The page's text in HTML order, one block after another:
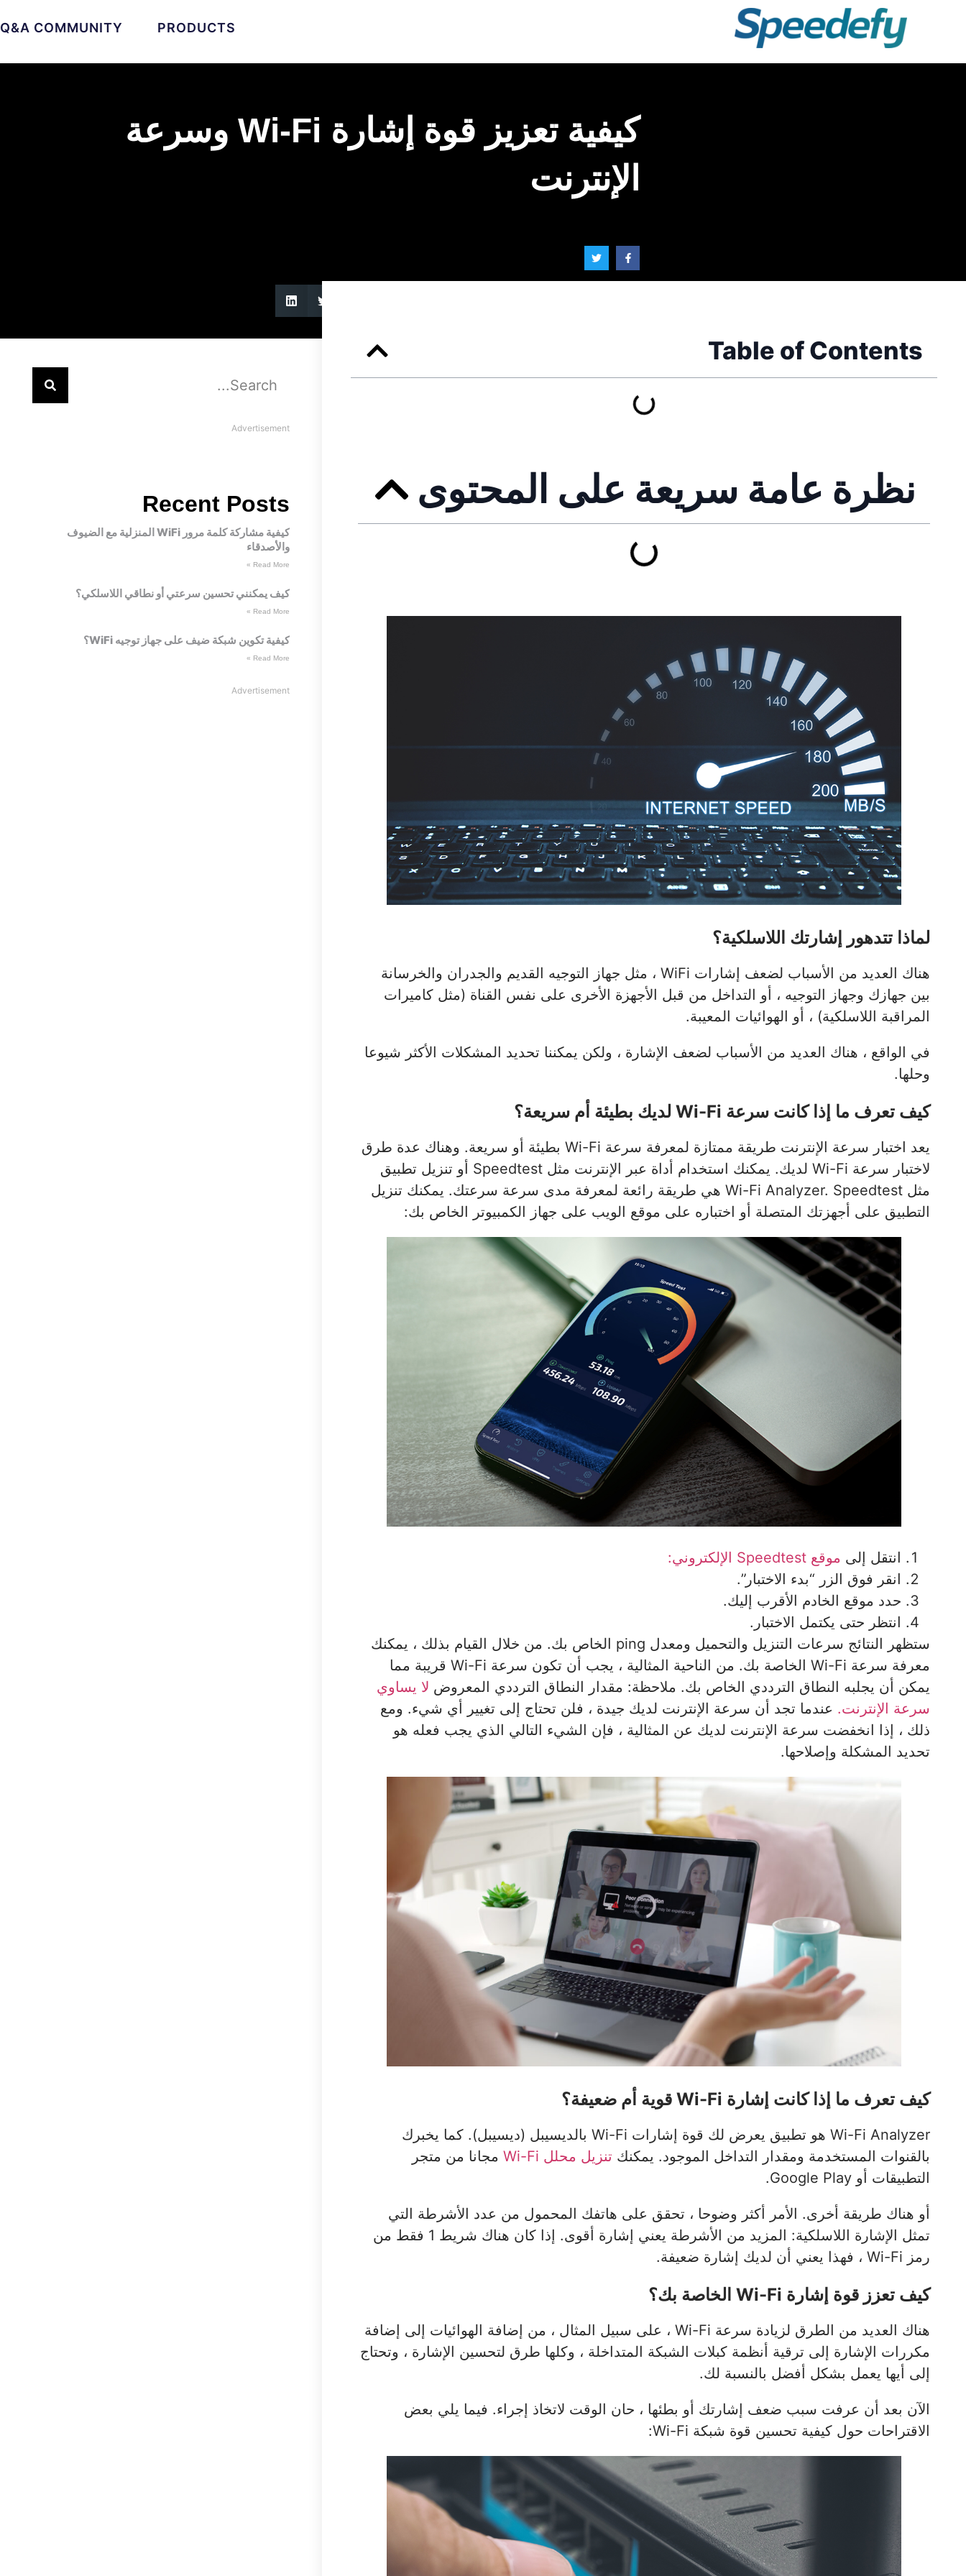
PRODUCTS
Q&A COMMUNITY
كيفية تعزيز قوة إشارة Wi-Fi وسرعة
الإنترنت
Table of Contents
نظرة عامة سريعة على المحتوى
لماذا تتدهور إشارتك اللاسلكية؟
هناك العديد من الأسباب لضعف إشارات WiFi ، مثل جهاز التوجيه القديم والجدران والخرسانة
بين جهازك وجهاز التوجيه ، أو التداخل من قبل الأجهزة الأخرى على نفس القناة (مثل كاميرات
المراقبة اللاسلكية) ، أو الهوائيات المعيبة.
في الواقع ، هناك العديد من الأسباب لضعف الإشارة ، ولكن يمكننا تحديد المشكلات الأكثر شيوعا
وحلها.
كيف تعرف ما إذا كانت سرعة Wi-Fi لديك بطيئة أم سريعة؟
يعد اختبار سرعة الإنترنت طريقة ممتازة لمعرفة سرعة Wi-Fi بطيئة أو سريعة. وهناك عدة طرق
لاختبار سرعة Wi-Fi لديك. يمكنك استخدام أداة عبر الإنترنت مثل Speedtest أو تنزيل تطبيق
مثل Wi-Fi Analyzer. Speedtest هي طريقة رائعة لمعرفة مدى سرعة سرعتك. يمكنك تنزيل
التطبيق على أجهزتك المتصلة أو اختباره على موقع الويب على جهاز الكمبيوتر الخاص بك:
انتقل إلى موقع Speedtest الإلكتروني:
انقر فوق الزر “بدء الاختبار”.
حدد موقع الخادم الأقرب إليك.
انتظر حتى يكتمل الاختبار.
ستظهر النتائج سرعات التنزيل والتحميل ومعدل ping الخاص بك. من خلال القيام بذلك ، يمكنك
معرفة سرعة Wi-Fi الخاصة بك. من الناحية المثالية ، يجب أن تكون سرعة Wi-Fi قريبة مما
يمكن أن يجلبه النطاق الترددي الخاص بك. ملاحظة: مقدار النطاق الترددي المعروض لا يساوي
سرعة الإنترنت. عندما تجد أن سرعة الإنترنت لديك جيدة ، فلن تحتاج إلى تغيير أي شيء. ومع
ذلك ، إذا انخفضت سرعة الإنترنت لديك عن المثالية ، فإن الشيء التالي الذي يجب فعله هو
تحديد المشكلة وإصلاحها.
كيف تعرف ما إذا كانت إشارة Wi-Fi قوية أم ضعيفة؟
Wi-Fi Analyzer هو تطبيق يعرض لك قوة إشارات Wi-Fi بالديسيبل (ديسيبل). كما يخبرك
بالقنوات المستخدمة ومقدار التداخل الموجود. يمكنك تنزيل محلل Wi-Fi
مجانا من متجر
التطبيقات أو Google Play.
أو هناك طريقة أخرى. الأمر أكثر وضوحا ، تحقق على هاتفك المحمول من عدد الأشرطة التي
تمثل الإشارة اللاسلكية: المزيد من الأشرطة يعني إشارة أقوى. إذا كان هناك شريط 1 فقط من
رمز Wi-Fi ، فهذا يعني أن لديك إشارة ضعيفة.
كيف تعزز قوة إشارة Wi-Fi الخاصة بك؟
هناك العديد من الطرق لزيادة سرعة Wi-Fi ، على سبيل المثال ، من إضافة الهوائيات إلى إضافة
مكررات الإشارة إلى ترقية أنظمة كبلات الشبكة المتداخلة ، وكلها طرق لتحسين الإشارة ، وتحتاج
إلى أيها يعمل بشكل أفضل بالنسبة لك.
الآن بعد أن عرفت سبب ضعف إشارتك أو بطئها ، حان الوقت لاتخاذ إجراء. فيما يلي بعض
الاقتراحات حول كيفية تحسين قوة شبكة Wi-Fi:
Advertisement
Recent Posts
كيفية مشاركة كلمة مرور WiFi المنزلية مع الضيوف
والأصدقاء
Read More »
كيف يمكنني تحسين سرعتي أو نطاقي اللاسلكي؟
Read More »
كيفية تكوين شبكة ضيف على جهاز توجيه WiFi؟
Read More »
Advertisement